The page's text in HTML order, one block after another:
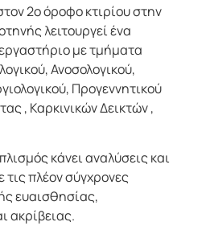
2ο όροφο κτιρίου στην
λειτουργεί ένα
με τμήματα
Ανοσολογικού,
Προγεννητικού
, Καρκινικών Δεικτών ,
κάνει αναλύσεις και
τις πλέον σύγχρονες
ευαισθησίας,
ακρίβειας.